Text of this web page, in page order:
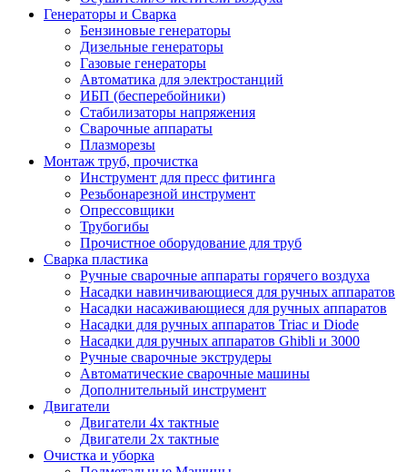
Генераторы и Сварка
Бензиновые генераторы
Дизельные генераторы
Газовые генераторы
Автоматика для электростанций
ИБП (бесперебойники)
Стабилизаторы напряжения
Сварочные аппараты
Плазморезы
Монтаж труб, прочистка
Инструмент для пресс фитинга
Резьбонарезной инструмент
Опрессовщики
Трубогибы
Прочистное оборудование для труб
Сварка пластика
Ручные сварочные аппараты горячего воздуха
Насадки навинчивающиеся для ручных аппаратов
Насадки насаживающиеся для ручных аппаратов
Насадки для ручных аппаратов Triac и Diode
Насадки для ручных аппаратов Ghibli и 3000
Ручные сварочные экструдеры
Автоматические сварочные машины
Дополнительный инструмент
Двигатели
Двигатели 4х тактные
Двигатели 2х тактные
Очистка и уборка